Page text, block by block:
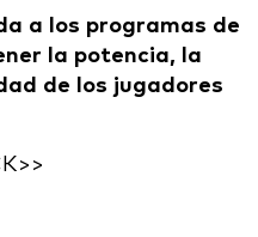
a los programas de
la potencia, la
de los jugadores